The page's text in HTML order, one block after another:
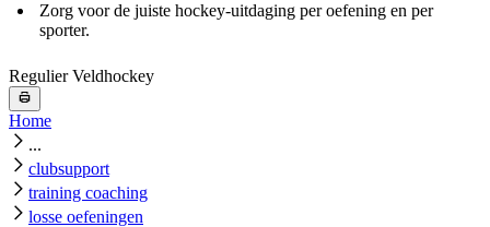
Zorg voor de juiste hockey-uitdaging per oefening en per
sporter.
Regulier Veldhockey
Home
...
clubsupport
training coaching
losse oefeningen